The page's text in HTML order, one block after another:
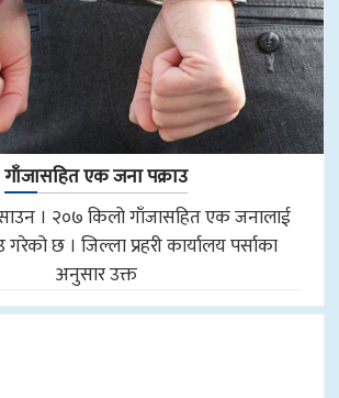
गाँजासहित एक जना पक्राउ
। २०७ किलो गाँजासहित एक जनालाई
गरेको छ । जिल्ला प्रहरी कार्यालय पर्साका
अनुसार उक्त